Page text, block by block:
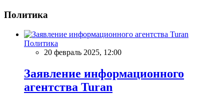
Политика
Политика
20 февраль 2025, 12:00
Заявление информационного
агентства Turan